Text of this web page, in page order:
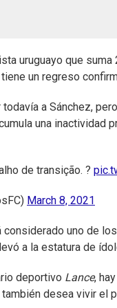
uruguayo que
un regreso
a Sánchez,
una inactividad
de transição. ?
March 8, 2021
considerado uno de
a la estatura de
deportivo Lance,
desea vivir